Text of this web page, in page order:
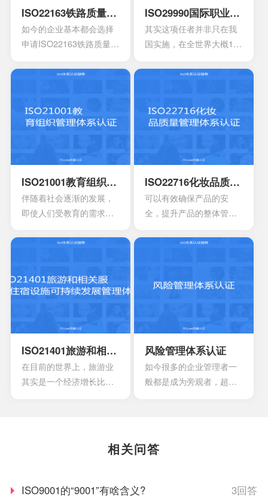
形象。
ISO22163铁路质量管理体系认证
如今的企业基本都会选择
申请ISO22163铁路质量管
业的认证标准，满足于国
经增加很多的新内容，不
ISO29990国际职业教育质量管理体系认证
其实这项任者并非只在我
国实施，在全世界大概100
的应用，甚至也和国际接
ISO21001教育组织管理体系认证
伴随着社会逐渐的发展，
即使人们受教育的需求也
教育机构也会有更高的要
可信度。一个教育机构，
味着拥有着较好的教育水
平。
ISO22716化妆品质量管理体系认证
可以有效确保产品的安
全，提升产品的整体管理
者所造成的死亡风险以及
同时还可以有效消除危险
本，同时还可以控制国际
认可，达到有效增强产品
竞争力的作用。
ISO21401旅游和相关服务住宿设施可持续发展管理体系
在目前的世界上，旅游业
其实是一个经济增长比较
时，这个数字每年都会增
长3.3%左右。在目前的旅
关注的还是住宿行业，这
风险管理体系认证
如今很多的企业管理者一
般都是成为旁观者，超越
系，其中会包含非风险的
管理，还有风险本身的管
相关问答
ISO9001的“9001”有啥含义?
3回答